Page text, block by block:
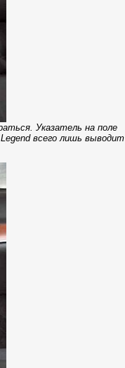
Указатель на поле
всего лишь выводит